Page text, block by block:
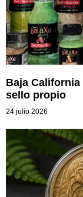
Baja
sello propio
24 julio 2026